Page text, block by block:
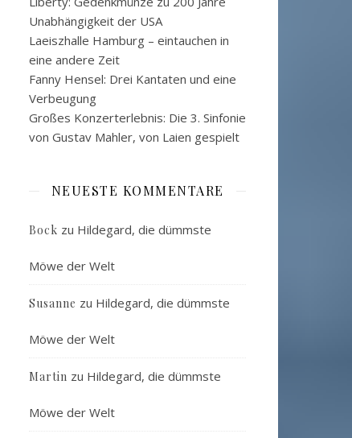
Unabhängigkeit der USA
Laeiszhalle Hamburg – eintauchen in
eine andere Zeit
Fanny Hensel: Drei Kantaten und eine
Verbeugung
Großes Konzerterlebnis: Die 3. Sinfonie
von Gustav Mahler, von Laien gespielt
NEUESTE KOMMENTARE
Bock zu Hildegard, die dümmste
Möwe der Welt
Susanne zu Hildegard, die dümmste
Möwe der Welt
Martin zu Hildegard, die dümmste
Möwe der Welt